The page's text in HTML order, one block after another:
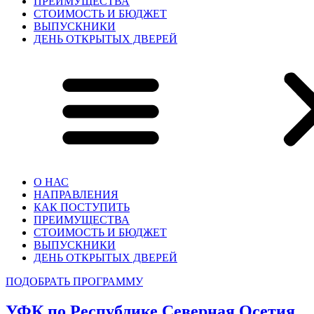
СТОИМОСТЬ И БЮДЖЕТ
ВЫПУСКНИКИ
ДЕНЬ ОТКРЫТЫХ ДВЕРЕЙ
О НАС
НАПРАВЛЕНИЯ
КАК ПОСТУПИТЬ
ПРЕИМУЩЕСТВА
СТОИМОСТЬ И БЮДЖЕТ
ВЫПУСКНИКИ
ДЕНЬ ОТКРЫТЫХ ДВЕРЕЙ
ПОДОБРАТЬ ПРОГРАММУ